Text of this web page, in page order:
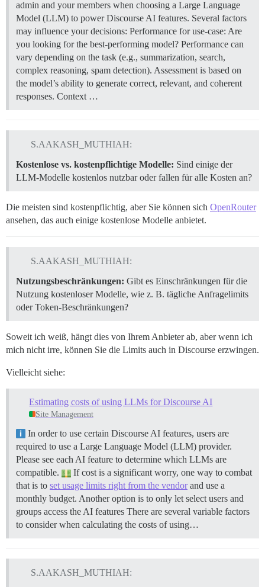
admin and your members when choosing a Large Language
Model (LLM) to power Discourse AI features. Several factors
may influence your decisions: Performance for use-case: Are
you looking for the best-performing model? Performance can
vary depending on the task (e.g., summarization, search,
complex reasoning, spam detection). Assessment is based on
the model’s ability to generate correct, relevant, and coherent
responses. Context …
S.AAKASH_MUTHIAH:
Kostenlose vs. kostenpflichtige Modelle: Sind einige der
LLM-Modelle kostenlos nutzbar oder fallen für alle Kosten an?
Die meisten sind kostenpflichtig, aber Sie können sich OpenRouter
ansehen, das auch einige kostenlose Modelle anbietet.
S.AAKASH_MUTHIAH:
Nutzungsbeschränkungen: Gibt es Einschränkungen für die
Nutzung kostenloser Modelle, wie z. B. tägliche Anfragelimits
oder Token-Beschränkungen?
Soweit ich weiß, hängt dies von Ihrem Anbieter ab, aber wenn ich
mich nicht irre, können Sie die Limits auch in Discourse erzwingen.
Vielleicht siehe:
Estimating costs of using LLMs for Discourse AI
Site Management
In order to use certain Discourse AI features, users are
required to use a Large Language Model (LLM) provider.
Please see each AI feature to determine which LLMs are
compatible.
If cost is a significant worry, one way to combat
that is to set usage limits right from the vendorand use a
monthly budget. Another option is to only let select users and
groups access the AI features There are several variable factors
to consider when calculating the costs of using…
S.AAKASH_MUTHIAH: